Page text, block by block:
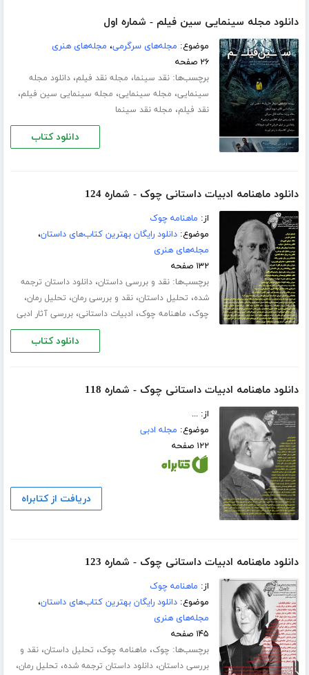
دانلود مجله سینمایی سین فیلم - شماره اول
موضوع: مجله‌های سرگرمی، مجله‌های هنری
۲۶ صفحه
برچسب‌ها:نقد سینما، مجله نقد فیلم،دانلود مجله
سینمایی، مجله سینمایی، مجله سینمایی سین فیلم،
نقد فیلم، مجله نقد سینما
دانلود کتاب
دانلود ماهنامه ادبیات داستانی چوک - شماره 124
از: ماهنامه چوک
موضوع:دانلود رایگان بهترین کتاب‌های داستان،
مجله‌های هنری
۱۳۲ صفحه
برچسب‌ها:نقد و بررسی داستان،دانلود داستان ترجمه
شده، تحلیل داستان،نقد و بررسی رمان، تحلیل رمان،
چوک، ماهنامه چوک، ادبیات داستانی،بررسی آثار ادبی
دانلود کتاب
دانلود ماهنامه ادبیات داستانی چوک - شماره 118
از: ...
موضوع: مجله ادبی
۱۲۲ صفحه
دریافت از کتابراه
دانلود ماهنامه ادبیات داستانی چوک - شماره 123
از: ماهنامه چوک
موضوع:دانلود رایگان بهترین کتاب‌های داستان،
مجله‌های هنری
۱۴۵ صفحه
برچسب‌ها: چوک، ماهنامه چوک، تحلیل داستان،نقد و
بررسی داستان،دانلود داستان ترجمه شده، تحلیل رمان،